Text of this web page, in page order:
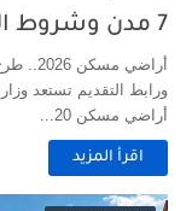
7 مدن وشروط الحجز ورابط التقديم
ورابط التقديم تستعد
أراضي مسكن 20...
اقرأ المزيد